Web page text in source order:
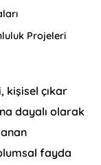
Projeleri
kişisel çıkar
dayalı olarak
fayda